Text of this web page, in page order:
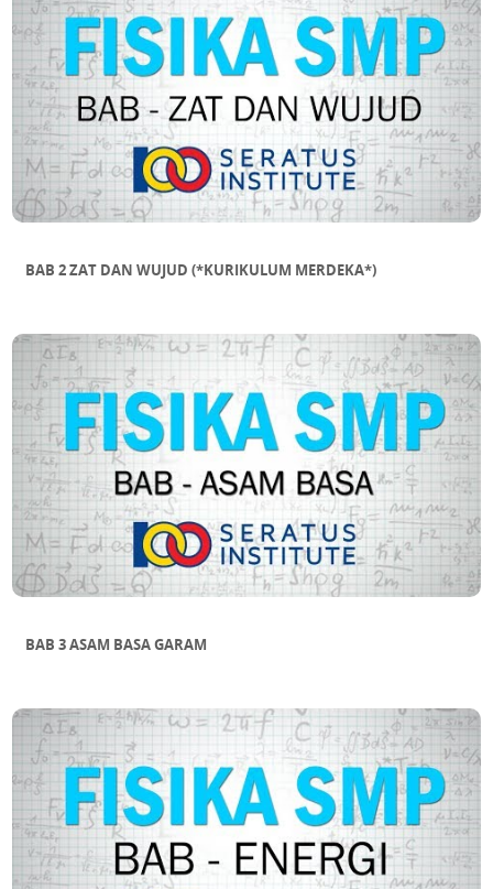
SUB BAB 11 MENAKSIR LUAS BANGUN
DATAR TIDAK BERATURAN
BAB 2 ZAT DAN WUJUD (*KURIKULUM MERDEKA*)
BAB 3 ASAM BASA GARAM